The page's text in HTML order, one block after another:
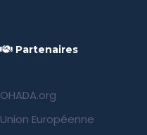
Partenaires
OHADA.org
Union Européenne